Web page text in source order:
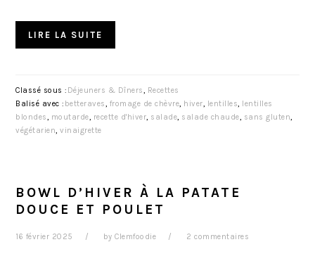
LIRE LA SUITE
Classé sous : Déjeuners & Dîners, Recettes
Balisé avec : betteraves, fromage de chèvre, hiver, lentilles,
lentilles
blondes, moutarde, recette d'hiver, salade, salade chaude, sans gluten,
végétarien,vinaigrette
BOWL D’HIVER À LA PATATE
DOUCE ET POULET
16 février 2025 byClemfoodie 2 commentaires